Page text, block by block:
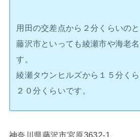
用田の交差点から２分くらいの
藤沢市といっても綾瀬市や海老
す。
綾瀬タウンヒルズから１５分く
２０分くらいです。
神奈川県藤沢市宮原3632-1